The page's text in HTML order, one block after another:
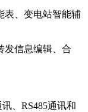
表、变电站智能辅
发信息编辑、合
、RS485通讯和